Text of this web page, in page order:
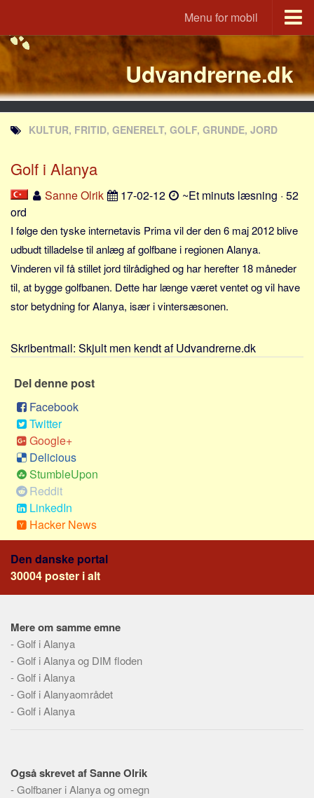
Menu for mobil
Portal
Udvandrerne.dk
Utvandrerne.no
Utvandrarna.se
Tyskland.dk
England.dk
JLKM.dk
Lande
Tyrkiet
Spanien
Frankrig
Norge
Italien
Grækenland
USA
Alle
Nøgleord
Bolig
Job
Virksomhed
Investering
Social sikring og sundhed
Transport
Alle
Aspekter
Jura og regler
Skatter og afgifter
Udvandrerne.dk
KULTUR, FRITID, GENERELT, GOLF, GRUNDE, JORD
Golf i Alanya
Sanne Olrik 17-02-12
~Et minuts læsning · 52
ord
I følge den tyske internetavis Prima vil der den 6 maj 2012 blive
udbudt tilladelse til anlæg af golfbane i regionen Alanya.
Vinderen vil få stillet jord tilrådighed og har herefter 18 måneder
til, at bygge golfbanen. Dette har længe været ventet og vil have
stor betydning for Alanya, især i vintersæsonen.
Skribentmail: Skjult men kendt af Udvandrerne.dk
Del denne post
Facebook
Twitter
Google+
Delicious
StumbleUpon
Reddit
LinkedIn
Hacker News
Den danske portal
30004 poster i alt
Mere om samme emne
-Golf i Alanya
-Golf i Alanya og DIM floden
-Golf i Alanya
-Golf i Alanyaområdet
-Golf i Alanya
Også skrevet af Sanne Olrik
-Golfbaner i Alanya og omegn